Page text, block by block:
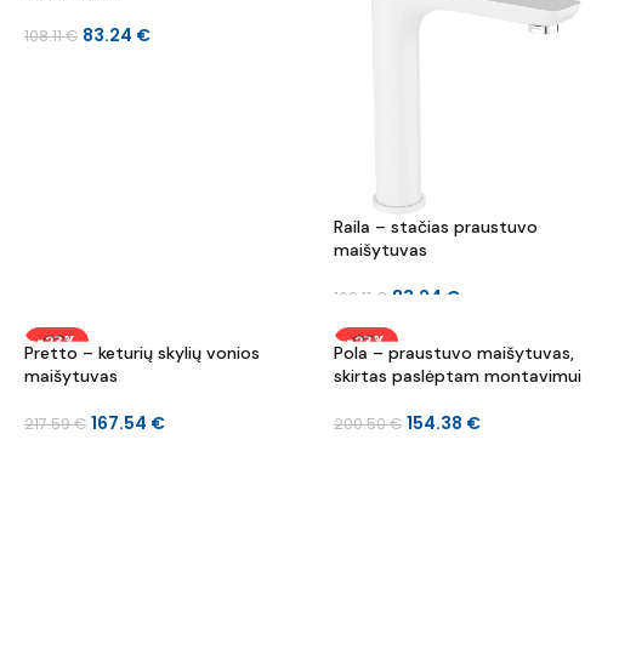
108.11€ 83.24 €
Raila – stačias praustuvo
maišytuvas
108.11 € 83.24 €
-23%
Pretto – keturių skylių vonios
maišytuvas
217.59€ 167.54 €
-23%
Pola – praustuvo maišytuvas,
skirtas paslėptam montavimui
200.50€ 154.38 €